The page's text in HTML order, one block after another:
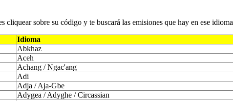
cliquear sobre su código y te buscará las emisiones que hay en ese idioma
Idioma
Abkhaz
Aceh
Achang / Ngac'ang
Adi
Adja / Aja-Gbe
Adygea / Adyghe / Circassian